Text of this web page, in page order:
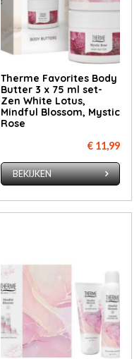
Therme Favorites Body
Butter 3 x 75 ml set-
Zen White Lotus,
Mindful Blossom, Mystic
Rose
€ 11,99
BEKIJKEN